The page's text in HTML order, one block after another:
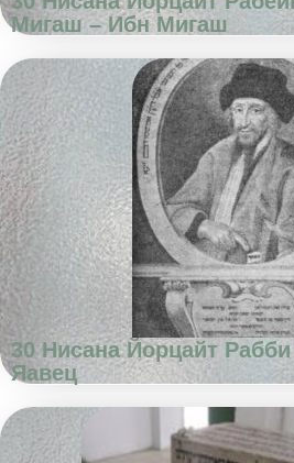
Мигаш – Ибн Мигаш
30 Нисана Йорцайт
Яавец